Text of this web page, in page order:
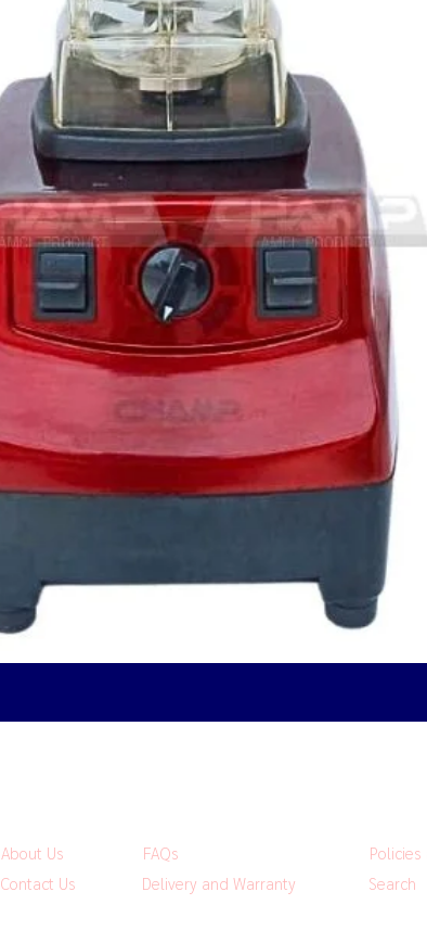
About Us
FAQs
Contact Us
Delivery and Warranty
Policies
Search